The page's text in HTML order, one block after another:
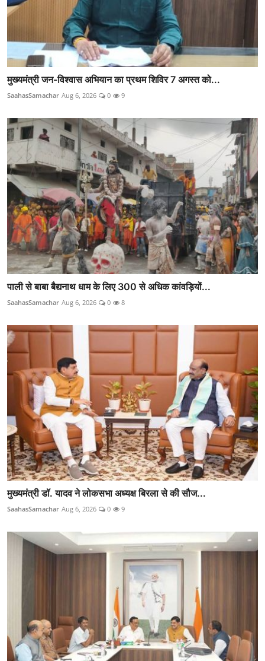
मुख्यमंत्री जन-विश्वास अभियान का प्रथम शिविर 7 अगस्त को...
SaahasSamachar Aug 6, 2026 0 9
पाली से बाबा बैद्यनाथ धाम के लिए 300 से अधिक कांवड़ियों...
SaahasSamachar Aug 6, 2026 0 8
मुख्यमंत्री डॉ. यादव ने लोकसभा अध्यक्ष बिरला से की सौज...
SaahasSamachar Aug 6, 2026 0 9